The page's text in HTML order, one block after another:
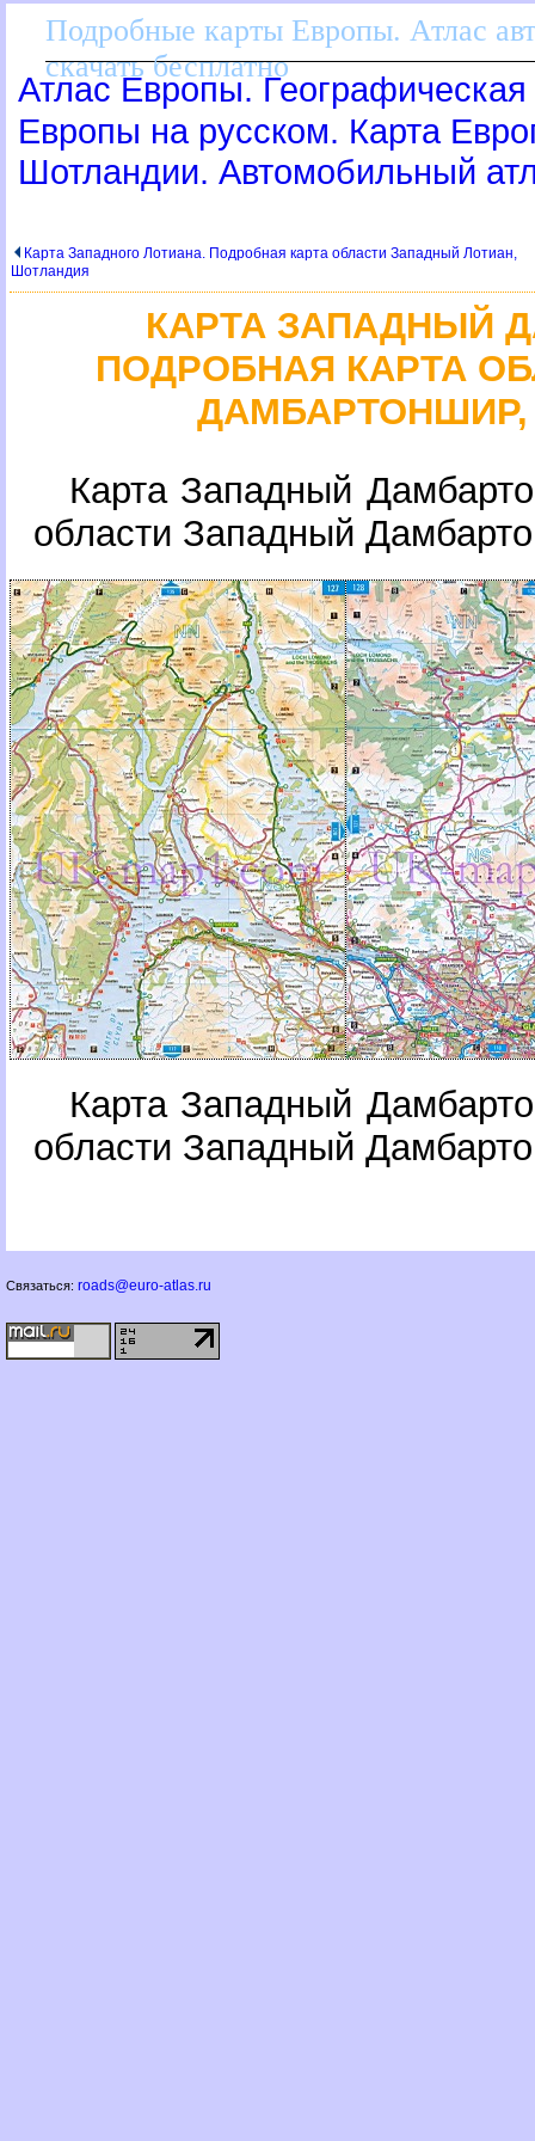
Подробные карты Европы. Атлас
скачать бесплатно
Атлас Европы. Географическая
Европы на русском. Карта
Шотландии. Автомобильный
Карта Западного Лотиана. Подробная карта области Западный Лотиан,
Шотландия
КАРТА ЗАПАДНЫЙ
ПОДРОБНАЯ КАРТА
Карта Западный
области Западный
Карта Западный
области Западный
Связаться: roads@euro-atlas.ru